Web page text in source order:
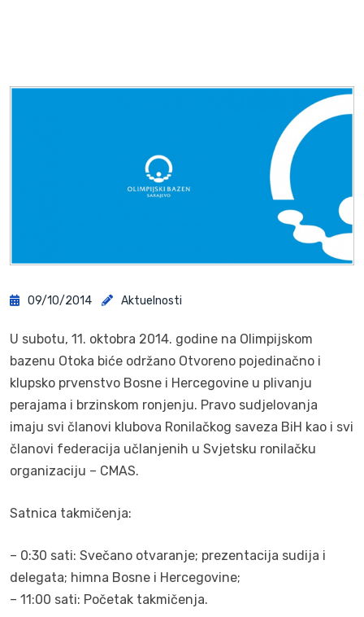
09/10/2014 Aktuelnosti
U subotu, 11. oktobra 2014. godine na Olimpijskom
bazenu Otoka biće održano Otvoreno pojedinačno i
klupsko prvenstvo Bosne i Hercegovine u plivanju
perajama i brzinskom ronjenju. Pravo sudjelovanja
imaju svi članovi klubova Ronilačkog saveza BiH kao i svi
članovi federacija učlanjenih u Svjetsku ronilačku
organizaciju – CMAS.
Satnica takmičenja:
– 0:30 sati: Svečano otvaranje; prezentacija sudija i
delegata; himna Bosne i Hercegovine;
– 11:00 sati: Početak takmičenja.